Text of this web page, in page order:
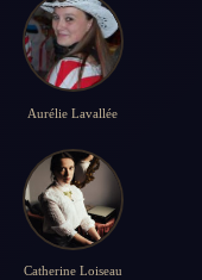
Aurélie Lavallée
Catherine Loiseau